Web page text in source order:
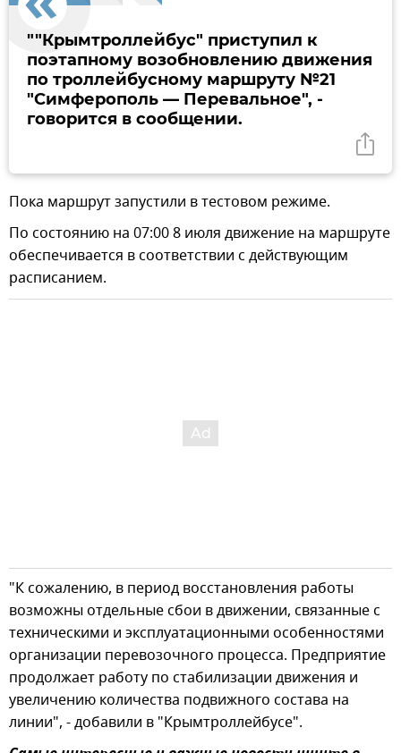
""Крымтроллейбус" приступил к
поэтапному возобновлению движения
по троллейбусному маршруту №21
"Симферополь — Перевальное", -
говорится в сообщении.
Пока маршрут запустили в тестовом режиме.
По состоянию на 07:00 8 июля движение на маршруте
обеспечивается в соответствии с действующим
расписанием.
"К сожалению, в период восстановления работы
возможны отдельные сбои в движении, связанные с
техническими и эксплуатационными особенностями
организации перевозочного процесса. Предприятие
продолжает работу по стабилизации движения и
увеличению количества подвижного состава на
линии", - добавили в "Крымтроллейбусе".